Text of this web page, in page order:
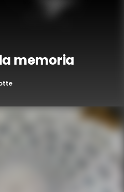
memoria